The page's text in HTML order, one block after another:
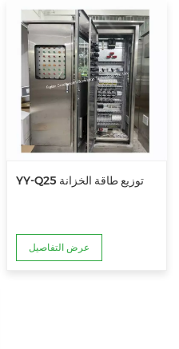
YY-Q25 توزيع طاقة الخزانة
عرض التفاصيل